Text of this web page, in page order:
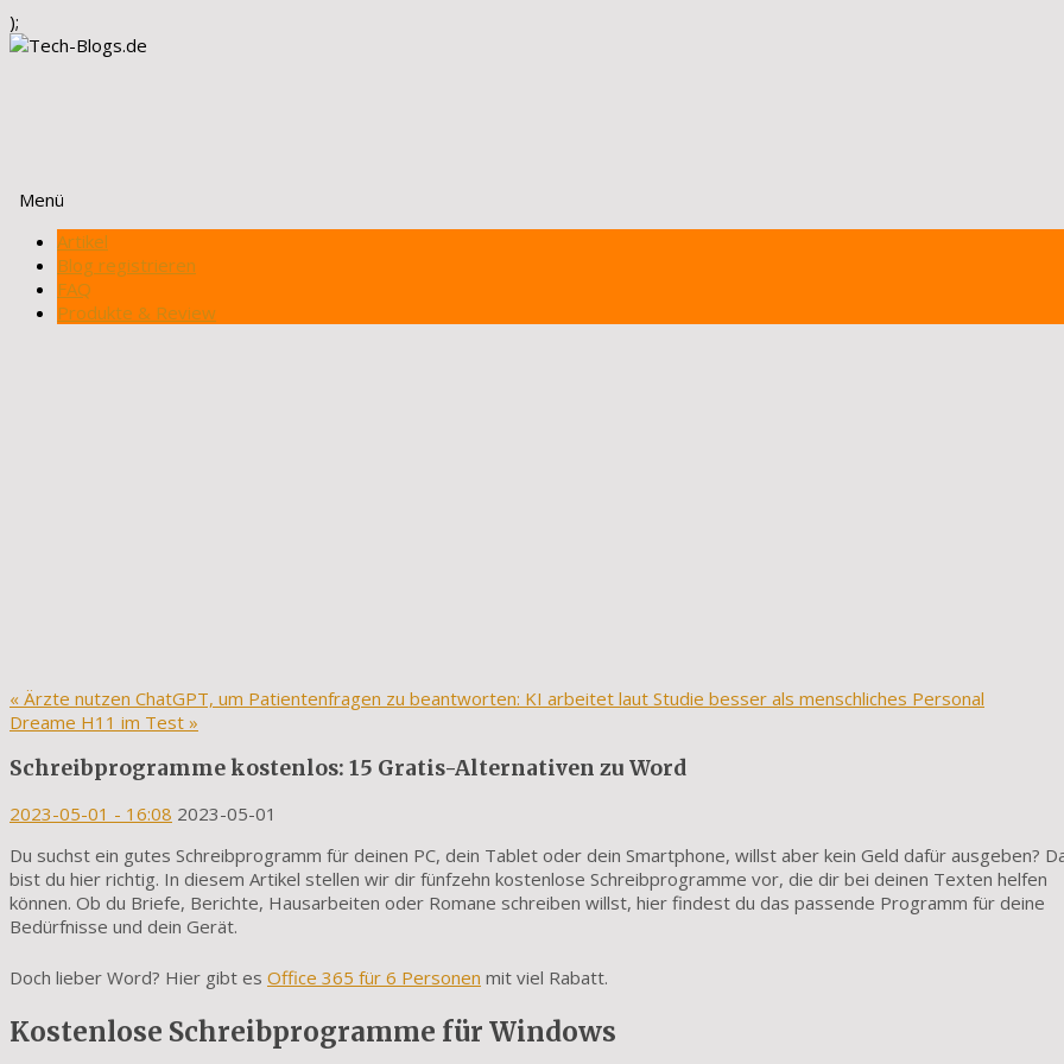
);
Menü
Zum
Inhalt
springen
Artikel
Blog registrieren
FAQ
Produkte & Review
« Ärzte nutzen ChatGPT, um Patientenfragen zu beantworten: KI arbeitet laut Studie besser als menschliches Personal
Dreame H11 im Test »
Schreibprogramme kostenlos: 15 Gratis-Alternativen zu Word
2023-05-01 - 16:08 2023-05-01
Du suchst ein gutes Schreibprogramm für deinen PC, dein Tablet oder dein Smartphone, willst aber kein Geld dafür ausgeben?
bist du hier richtig. In diesem Artikel stellen wir dir fünfzehn kostenlose Schreibprogramme vor, die dir bei deinen Texten helfen
können. Ob du Briefe, Berichte, Hausarbeiten oder Romane schreiben willst, hier findest du das passende Programm für deine
Bedürfnisse und dein Gerät.
Doch lieber Word? Hier gibt es Office 365 für 6 Personen mit viel Rabatt.
Kostenlose Schreibprogramme für Windows